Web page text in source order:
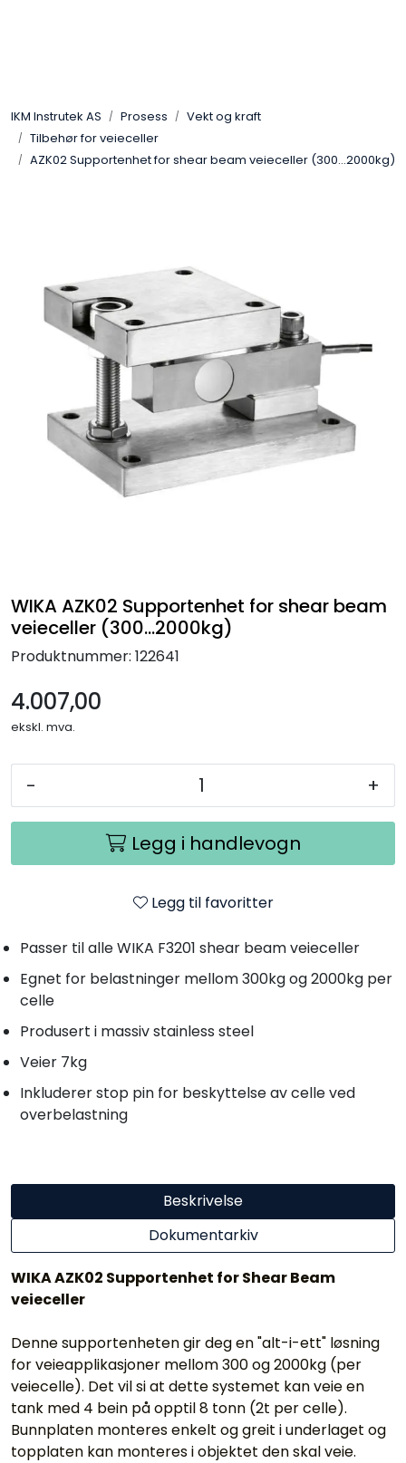
IKM Instrutek AS Prosess
Vekt og kraft
Tilbehør for veieceller
AZK02 Supportenhet for shear beam veieceller (300...2000kg)
WIKA AZK02 Supportenhet for shear beam
veieceller (300...2000kg)
Produktnummer: 122641
4.007,00
ekskl. mva.
- +
Legg i handlevogn
Legg til favoritter
Passer til alle WIKA F3201 shear beam veieceller
Egnet for belastninger mellom 300kg og 2000kg per
celle
Produsert i massiv stainless steel
Veier 7kg
Inkluderer stop pin for beskyttelse av celle ved
overbelastning
Beskrivelse
Dokumentarkiv
WIKA AZK02 Supportenhet for Shear Beam
veieceller
Denne supportenheten gir deg en "alt-i-ett" løsning
for veieapplikasjoner mellom 300 og 2000kg (per
veiecelle). Det vil si at dette systemet kan veie en
tank med 4 bein på opptil 8 tonn (2t per celle).
Bunnplaten monteres enkelt og greit i underlaget og
topplaten kan monteres i objektet den skal veie.
Elektro
Frekvensomformere
Miljø og sikkerhet
Kalibratorer
Termografi
Undervisning
Tilbehør
Outlet